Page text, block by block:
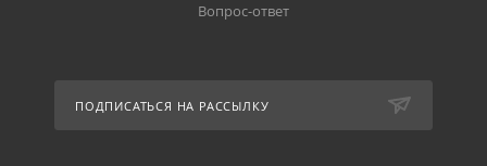
Вопрос-ответ
ПОДПИСАТЬСЯ НА РАССЫЛКУ